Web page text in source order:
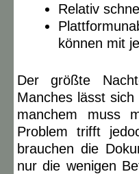
Relativ
können mit
Der größte
Manches lässt
manchem muss
Problem trifft
brauchen die
nur die wenigen